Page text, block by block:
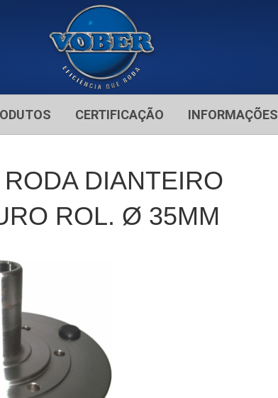
CERTIFICAÇÃO INFORMAÇÕES
DIANTEIRO
ROL. Ø 35MM